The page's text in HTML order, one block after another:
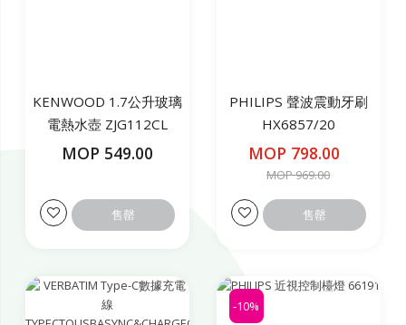
KENWOOD 1.7公升玻璃
電熱水壺 ZJG112CL
MOP 549.00
售罄
PHILIPS 聲波震動牙刷
HX6857/20
MOP 798.00
MOP 969.00
售罄
-10%